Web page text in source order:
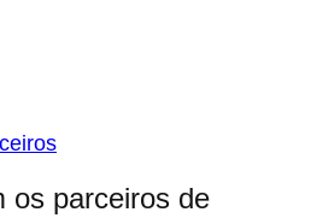
os parceiros de